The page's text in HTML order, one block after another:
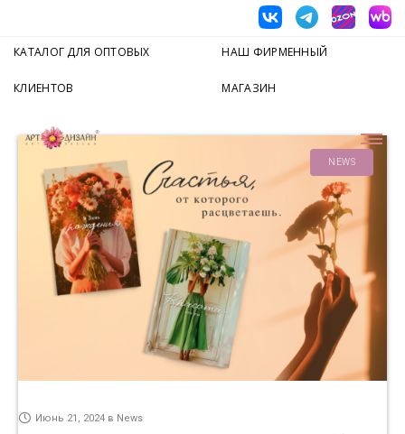
КАТАЛОГ ДЛЯ ОПТОВЫХ
КЛИЕНТОВ
НАШ ФИРМЕННЫЙ
МАГАЗИН
NEWS
Июнь 21, 2024 в News